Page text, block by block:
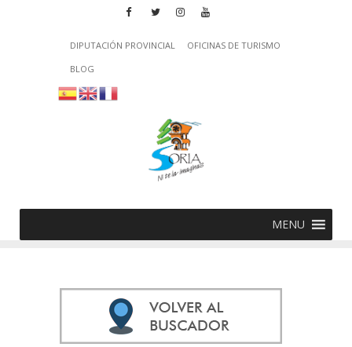
DIPUTACIÓN PROVINCIAL
OFICINAS DE TURISMO
BLOG
MENU